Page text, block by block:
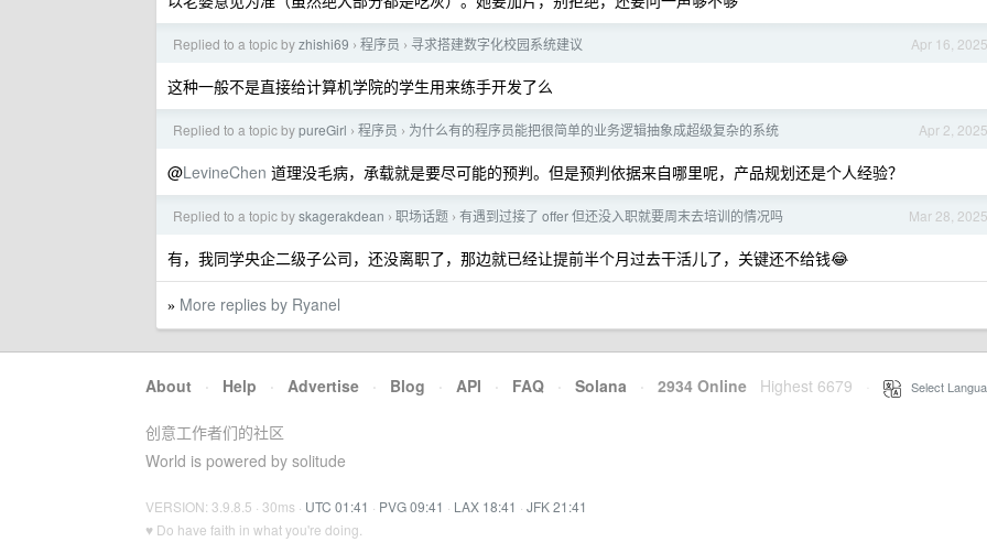
Apr 16, 2025
Replied to a topic byzhishi69 › 程序员 › 寻求搭建数字化校园系统建议
这种一般不是直接给计算机学院的学生用来练手开发了么
Apr 2, 2025
Replied to a topic bypureGirl › 程序员 › 为什么有的程序员能把很简单的业务逻辑抽象成超级复杂的系统
@LevineChen 道理没毛病，承载就是要尽可能的预判。但是预判依据来自哪里呢，产品规划还是个人经验？
Mar 28, 2025
Replied to a topic byskagerakdean › 职场话题 › 有遇到过接了 offer 但还没入职就要周末去培训的情况吗
有，我同学央企二级子公司，还没离职了，那边就已经让提前半个月过去干活儿了，关键还不给钱😂
» More replies by Ryanel
About · Help · Advertise · Blog · API · FAQ · Solana · 2934 Online Highest 6679 Select
创意工作者们的社区
World is powered by solitude
VERSION: 3.9.8.5 · 30ms · UTC 01:41 · PVG 09:41 · LAX 18:41 · JFK 21:41
♥ Do have faith in what you're doing.